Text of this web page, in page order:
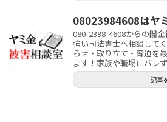
08023984608はヤ
080-2398-4608からの闇
強い司法書士へ相談して
らせ・取り立て・脅迫を
ます！家族や職場にバレ
記事